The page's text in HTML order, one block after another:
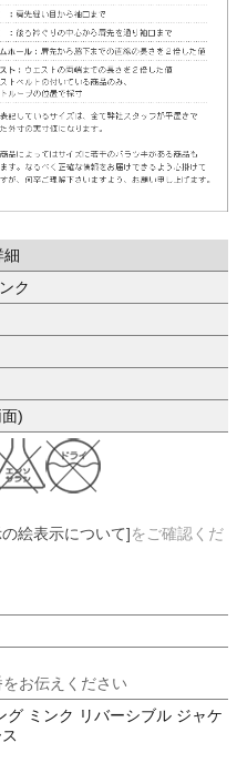
細
ク
)
絵表示について]をご確認くだ
お伝えください
ミンク リバーシブル ジャケ